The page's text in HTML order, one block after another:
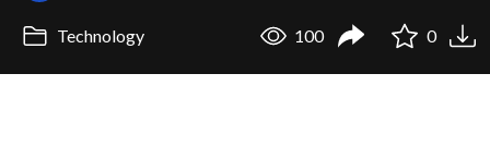
Technology 100 0